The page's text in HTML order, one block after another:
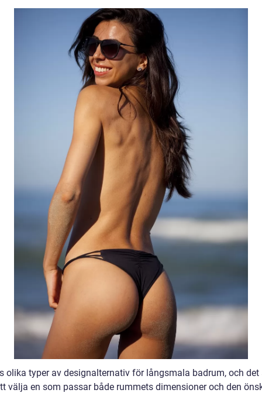
olika typer av designalternativ för långsmala badrum, och det
välja en som passar både rummets dimensioner och den